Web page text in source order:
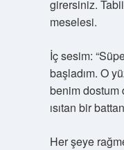
girersiniz.
meselesi.
İç sesim:
başladım. O
benim dostum
ısıtan bir
Her şeye